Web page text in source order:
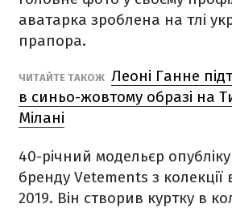
аватарка зроблена на тлі
прапора.
ЧИТАЙТЕ ТАКОЖ Леоні Ганне
в синьо-жовтому образі на
Мілані
40-річний модельєр
бренду Vetements з колекції
2019. Він створив куртку в